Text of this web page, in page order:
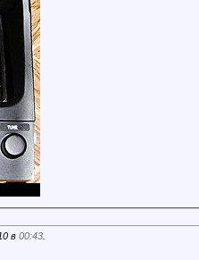
в 00:43